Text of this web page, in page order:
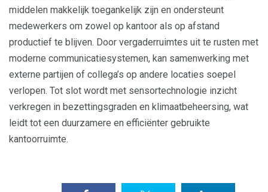
middelen makkelijk toegankelijk zijn en ondersteunt
medewerkers om zowel op kantoor als op afstand
productief te blijven. Door vergaderruimtes uit te rusten met
moderne communicatiesystemen, kan samenwerking met
externe partijen of collega’s op andere locaties soepel
verlopen. Tot slot wordt met sensortechnologie inzicht
verkregen in bezettingsgraden en klimaatbeheersing, wat
leidt tot een duurzamere en efficiënter gebruikte
kantoorruimte.